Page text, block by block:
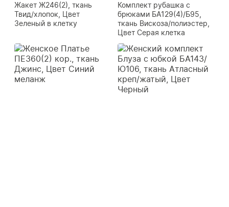
Жакет Ж246(2), ткань
Твид/хлопок, Цвет
Зеленый в клетку
Комплект рубашка с
брюками БА129(4)/Б95,
ткань Вискоза/полиэстер,
Цвет Серая клетка